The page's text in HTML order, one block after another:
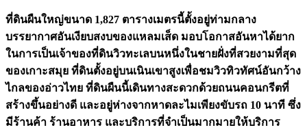
ที่ดินผืนใหญ่ขนาด 1,827 ตารางเมตรนี้ตั้งอยู่ท่ามกลาง
บรรยากาศอันเงียบสงบของแหลมเส็ด มอบโอกาสอันหาได้ยาก
ในการเป็นเจ้าของที่ดินวิวทะเลบนหนึ่งในชายฝั่งที่สวยงามที่สุด
ของเกาะสมุย ที่ดินตั้งอยู่บนเนินเขาสูงเพื่อชมวิวทิวทัศน์อันกว้าง
ไกลของอ่าวไทย ที่ดินผืนนี้เดินทางสะดวกด้วยถนนคอนกรีตที่
สร้างขึ้นอย่างดี และอยู่ห่างจากหาดละไมเพียงขับรถ 10 นาที ซึ่ง
มีร้านค้า ร้านอาหาร และบริการที่จำเป็นมากมายให้บริการ